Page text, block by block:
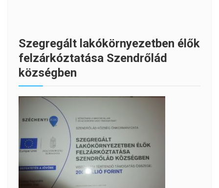
Szegregált lakókörnyezetben élők
felzárkóztatása Szendrőlád
községben